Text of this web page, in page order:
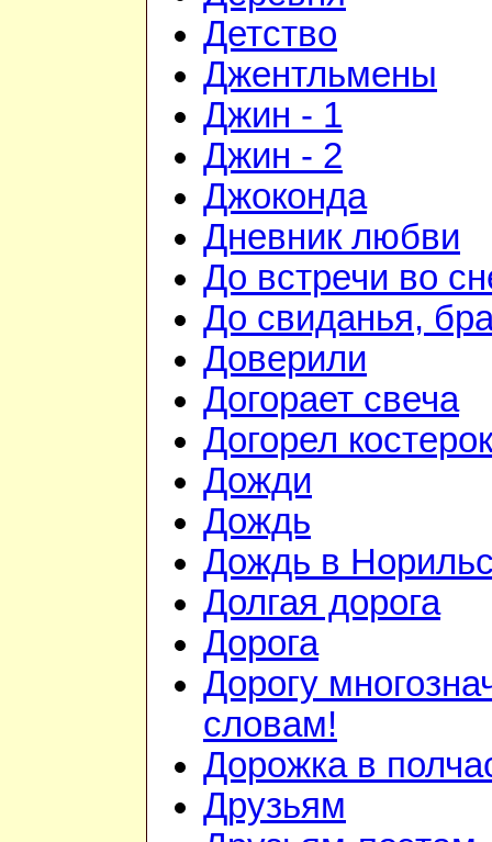
Детство
Джентльмены
Джин - 1
Джин - 2
Джоконда
Дневник любви
До встречи во
До свиданья,
Доверили
Догорает свеча
Догорел костерок
Дожди
Дождь
Дождь в
Долгая дорога
Дорога
Дорогу
словам!
Дорожка в
Друзьям